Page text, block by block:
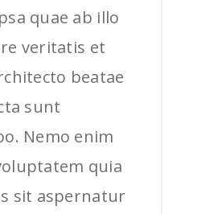
quae ab illo
veritatis et
beatae
sunt
Nemo enim
quia
sit aspernatur